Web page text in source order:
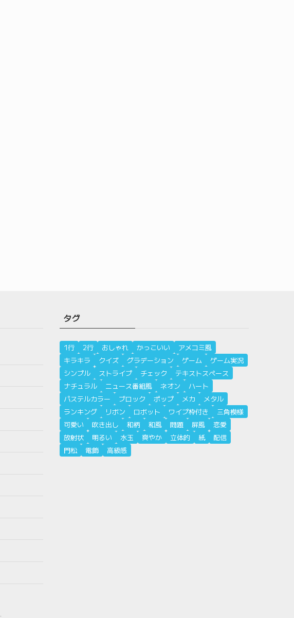
タグ
1行 2行 おしゃれ かっこいい
アメコミ風
キラキラ
クイズ グラデーション ゲーム
ゲーム実況
シンプル
ストライプ チェック
テキストスペース
ナチュラル
ニュース番組風 ネオン
ハート
パステルカラー
ブロック ポップ メカ
メタル
ランキング
リボン ロボット ワイプ枠付き
三角模様
可愛い
吹き出し 和柄 和風 問題 屏風
恋愛
放射状
明るい 水玉 爽やか 立体的 紙
配信
門松
電飾 高級感